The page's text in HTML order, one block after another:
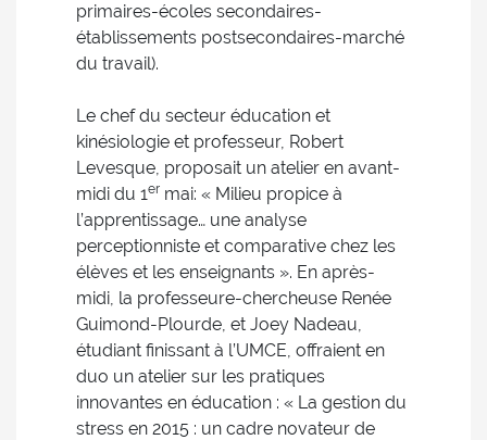
primaires-écoles secondaires-
établissements postsecondaires-marché
du travail).
Le chef du secteur éducation et
kinésiologie et professeur, Robert
Levesque, proposait un atelier en avant-
midi du 1er mai: « Milieu propice à
l’apprentissage… une analyse
perceptionniste et comparative chez les
élèves et les enseignants ». En après-
midi, la professeure-chercheuse Renée
Guimond-Plourde, et Joey Nadeau,
étudiant finissant à l’UMCE, offraient en
duo un atelier sur les pratiques
innovantes en éducation : « La gestion du
stress en 2015 : un cadre novateur de